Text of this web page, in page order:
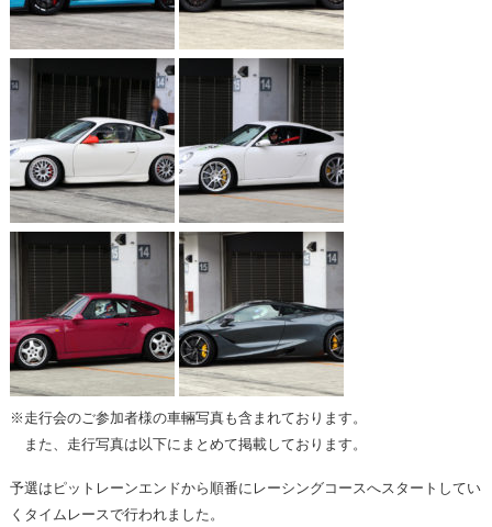
※走行会のご参加者様の車輛写真も含まれております。
また、走行写真は以下にまとめて掲載しております。
予選はピットレーンエンドから順番にレーシングコースへスタートしてい
くタイムレースで行われました。